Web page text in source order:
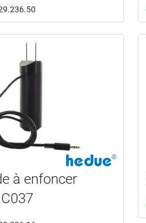
à enfoncer